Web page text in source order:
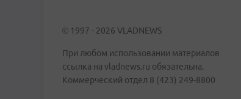
© 1997 - 2026 VLADNEWS
При любом использовании материалов
ссылка на vladnews.ru обязательна.
Коммерческий отдел 8 (423) 249-8800